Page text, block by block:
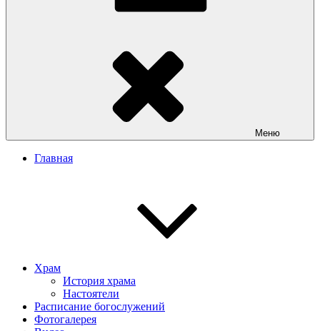
Меню
Главная
Храм
История храма
Настоятели
Расписание богослужений
Фотогалерея